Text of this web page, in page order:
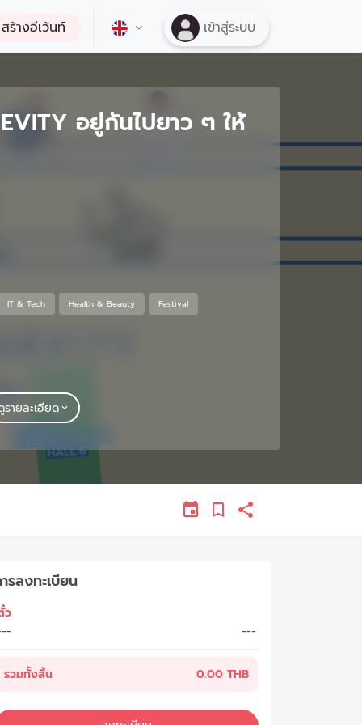
สร้างอีเว้นท์ เข้าสู่ระบบ
อยู่กันไปยาว ๆ ให้
IT & Tech Health & Beauty Festival
รายละเอียด
รลงทะเบียน
ว
---
รวมทั้งสิ้น 0.00 THB